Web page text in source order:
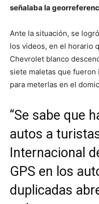
señalaba la
Ante la situación, se
los videos, en el horario
Chevrolet blanco
siete maletas que
para meterlas en el
“Se sabe que
autos a
Internacional
GPS en los
duplicadas